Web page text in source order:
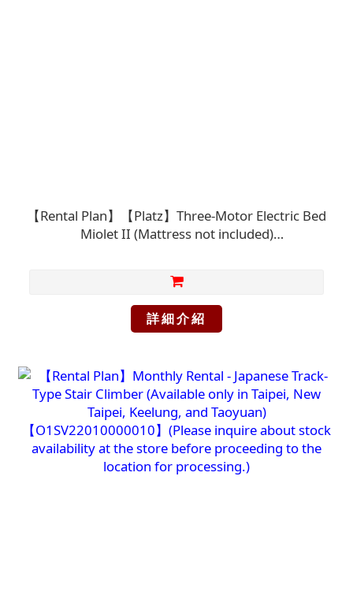
【Rental Plan】【Platz】Three-Motor Electric Bed
Miolet II (Mattress not included)
processing)
詳細介紹